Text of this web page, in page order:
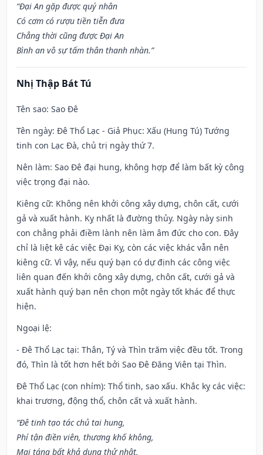
“Đại An gặp được quý nhân
Có cơm có rượu tiền tiễn đưa
Chẳng thời cũng được Đại An
Bình an vô sự tấm thân thanh nhàn.”
Nhị Thập Bát Tú
Tên sao: Sao Đê
Tên ngày: Đê Thổ Lạc - Giả Phục: Xấu (Hung Tú) Tướng
tinh con Lạc Đà, chủ trị ngày thứ 7.
Nên làm: Sao Đê đại hung, không hợp để làm bất kỳ công
việc trọng đại nào.
Kiêng cữ: Không nên khởi công xây dựng, chôn cất, cưới
gả và xuất hành. Kỵ nhất là đường thủy. Ngày này sinh
con chẳng phải điềm lành nên làm âm đức cho con. Đây
chỉ là liệt kê các việc Đại Kỵ, còn các việc khác vẫn nên
kiêng cữ. Vì vậy, nếu quý bạn có dự định các công việc
liên quan đến khởi công xây dựng, chôn cất, cưới gả và
xuất hành quý bạn nên chọn một ngày tốt khác để thực
hiện.
Ngoại lệ:
- Đê Thổ Lạc tại: Thân, Tý và Thìn trăm việc đều tốt. Trong
đó, Thìn là tốt hơn hết bởi Sao Đê Đăng Viên tại Thìn.
Đê Thổ Lạc (con nhím): Thổ tinh, sao xấu. Khắc kỵ các việc:
khai trương, động thổ, chôn cất và xuất hành.
“Đê tinh tạo tác chủ tai hung,
Phí tận điền viên, thương khố không,
Mai táng bất khả dụng thử nhật,